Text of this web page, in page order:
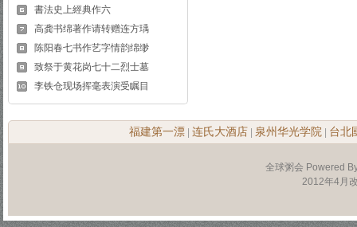
書法史上經典作六
高龚书绵著作请转赠连方瑀
陈阳春七书作艺字情韵绵缈
致祭于黄花岗七十二烈士墓
李铁仓现场挥毫表演受瞩目
福建第一漂 连氏大酒店 泉州华光学院 台北
全球粥会 Powered
2012年4月